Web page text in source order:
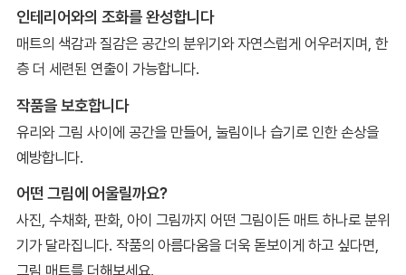
인테리어와의 조화를 완성합니다
매트의 색감과 질감은 공간의 분위기와 자연스럽게 어우러지며, 한
층 더 세련된 연출이 가능합니다.
작품을 보호합니다
유리와 그림 사이에 공간을 만들어, 눌림이나 습기로 인한 손상을
예방합니다.
어떤 그림에 어울릴까요?
사진, 수채화, 판화, 아이 그림까지 어떤 그림이든 매트 하나로 분위
기가 달라집니다. 작품의 아름다움을 더욱 돋보이게 하고 싶다면,
그림 매트를 더해보세요.